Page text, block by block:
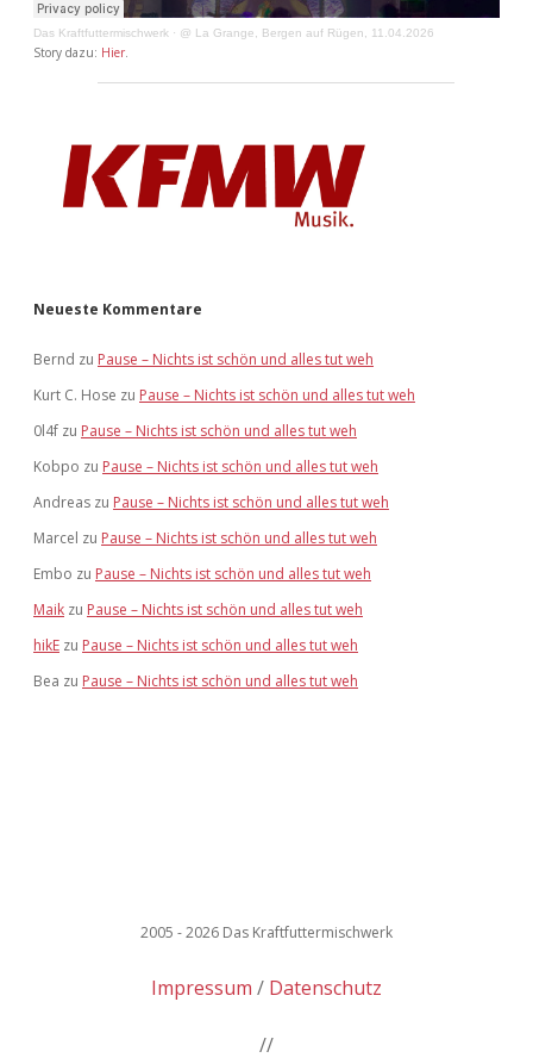
Das Kraftfuttermischwerk · @ La Grange, Bergen auf Rügen, 11.04.2026
Story dazu: Hier.
Neueste Kommentare
Bernd zu Pause – Nichts ist schön und alles tut weh
Kurt C. Hose zu Pause – Nichts ist schön und alles tut weh
0l4f zu Pause – Nichts ist schön und alles tut weh
Kobpo zu Pause – Nichts ist schön und alles tut weh
Andreas zu Pause – Nichts ist schön und alles tut weh
Marcel zu Pause – Nichts ist schön und alles tut weh
Embo zu Pause – Nichts ist schön und alles tut weh
Maik zu Pause – Nichts ist schön und alles tut weh
hikE zu Pause – Nichts ist schön und alles tut weh
Bea zu Pause – Nichts ist schön und alles tut weh
2005 - 2026 Das Kraftfuttermischwerk
Impressum Datenschutz
//